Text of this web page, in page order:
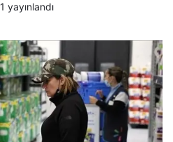
yayınlandı